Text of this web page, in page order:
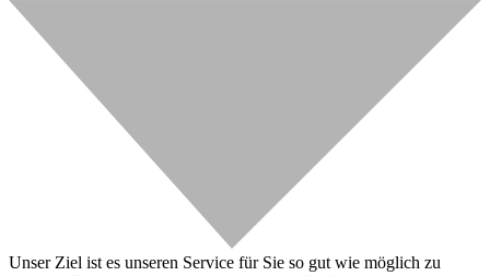
Unser Ziel ist es unseren Service für Sie so gut wie möglich zu